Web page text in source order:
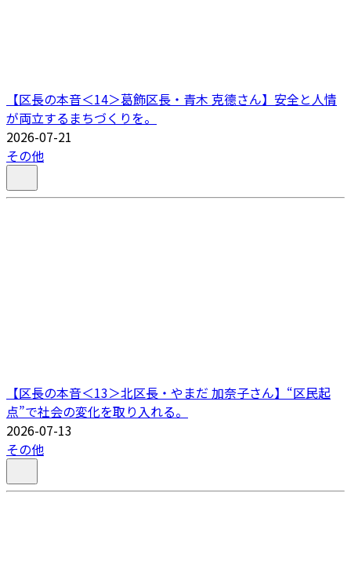
【区長の本音＜14＞葛飾区長・青木 克德さん】安全と人情
が両立するまちづくりを。
2026-07-21
その他
【区長の本音＜13＞北区長・やまだ 加奈子さん】“区民起
点”で社会の変化を取り入れる。
2026-07-13
その他